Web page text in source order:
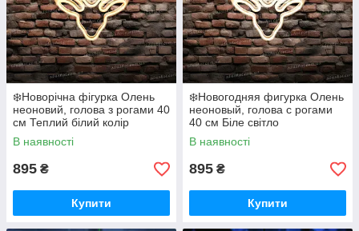
❄️Новорічна фігурка Олень
неоновий, голова з рогами 40
см Теплий білий колір
світіння
В наявності
895 ₴
Купити
❄️Новогодняя фигурка Олень
неоновый, голова с рогами
40 см Біле світло
В наявності
895 ₴
Купити